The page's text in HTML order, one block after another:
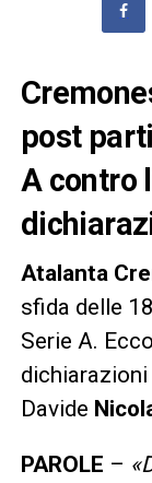
post
A contro
Atalanta
sfida delle
Serie A.
Davide
PAROLE –